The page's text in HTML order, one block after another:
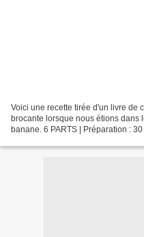
Voici une recette tirée d'un livre de
brocante lorsque nous étions dans
banane. 6 PARTS | Préparation : 30